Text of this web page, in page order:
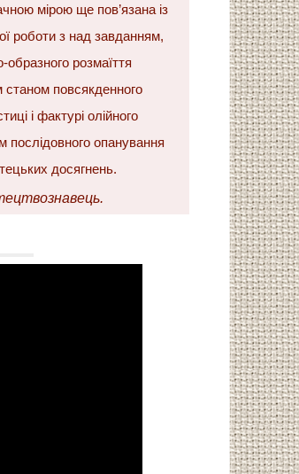
мірою ще пов’язана із
роботи з над завданням,
образного розмаїття
станом повсякденного
і фактурі олійного
послідовного опанування
досягнень.